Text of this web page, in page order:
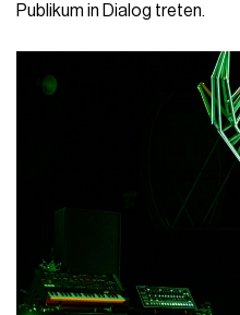
Publikum in Dialog treten.